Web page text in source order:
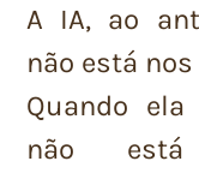
A IA, ao
não está
Quando
não está